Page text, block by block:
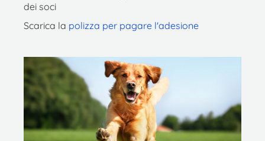
dei soci
Scarica la polizza per pagare l'adesione